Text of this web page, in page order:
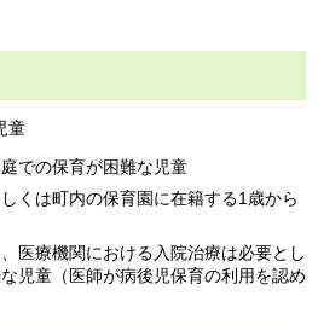
童
での保育が困難な児童
くは町内の保育園に在籍する1歳から
医療機関における入院治療は必要とし
児童（医師が病後児保育の利用を認め